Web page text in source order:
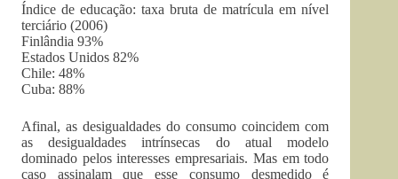
Índice de educação: taxa bruta de matrícula em nível
terciário (2006)
Finlândia 93%
Estados Unidos 82%
Chile: 48%
Cuba: 88%
Afinal, as desigualdades do consumo coincidem com
as desigualdades intrínsecas do atual modelo
dominado pelos interesses empresariais. Mas em todo
caso assinalam que esse consumo desmedido é